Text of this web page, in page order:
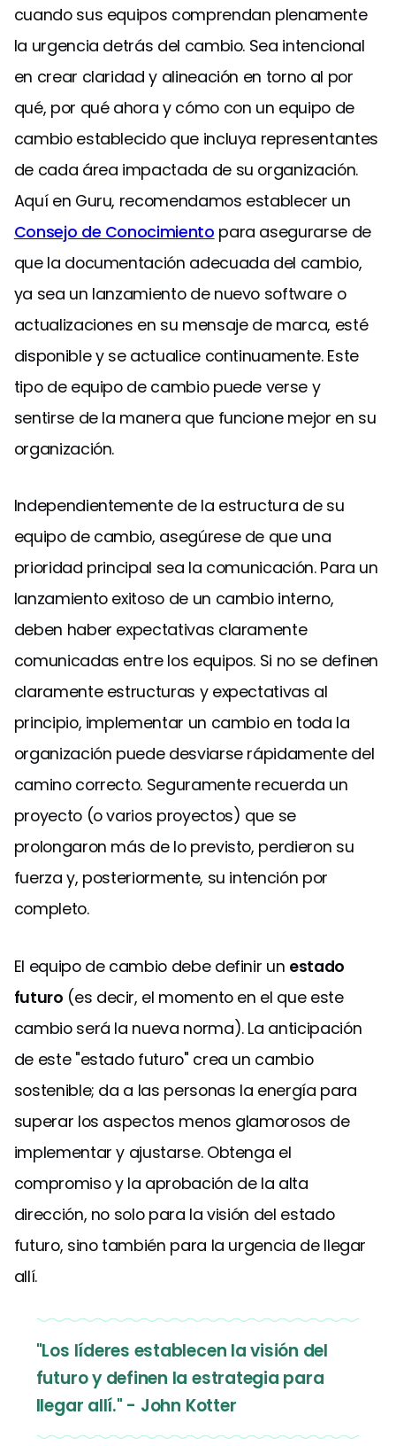
cuando sus equipos comprendan plenamente
la urgencia detrás del cambio. Sea intencional
en crear claridad y alineación en torno al por
qué, por qué ahora y cómo con un equipo de
cambio establecido que incluya representantes
de cada área impactada de su organización.
Aquí en Guru, recomendamos establecer un
Consejo de Conocimiento para asegurarse de
que la documentación adecuada del cambio,
ya sea un lanzamiento de nuevo software o
actualizaciones en su mensaje de marca, esté
disponible y se actualice continuamente. Este
tipo de equipo de cambio puede verse y
sentirse de la manera que funcione mejor en su
organización.
Independientemente de la estructura de su
equipo de cambio, asegúrese de que una
prioridad principal sea la comunicación. Para un
lanzamiento exitoso de un cambio interno,
deben haber expectativas claramente
comunicadas entre los equipos. Si no se definen
claramente estructuras y expectativas al
principio, implementar un cambio en toda la
organización puede desviarse rápidamente del
camino correcto. Seguramente recuerda un
proyecto (o varios proyectos) que se
prolongaron más de lo previsto, perdieron su
fuerza y, posteriormente, su intención por
completo.
El equipo de cambio debe definir un estado
futuro (es decir, el momento en el que este
cambio será la nueva norma). La anticipación
de este "estado futuro" crea un cambio
sostenible; da a las personas la energía para
superar los aspectos menos glamorosos de
implementar y ajustarse. Obtenga el
compromiso y la aprobación de la alta
dirección, no solo para la visión del estado
futuro, sino también para la urgencia de llegar
allí.
"Los líderes establecen la visión del
futuro y definen la estrategia para
llegar allí." - John Kotter